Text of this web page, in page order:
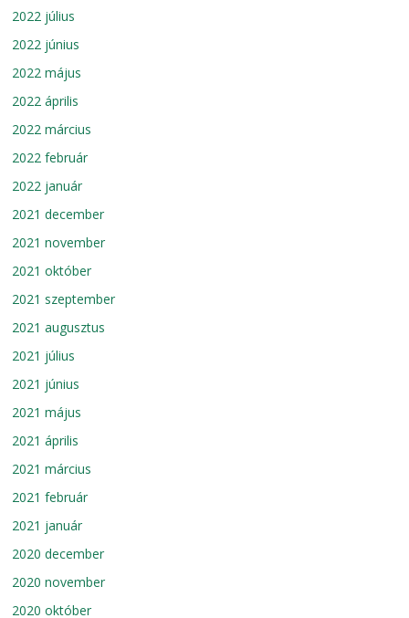
2022 július
2022 június
2022 május
2022 április
2022 március
2022 február
2022 január
2021 december
2021 november
2021 október
2021 szeptember
2021 augusztus
2021 július
2021 június
2021 május
2021 április
2021 március
2021 február
2021 január
2020 december
2020 november
2020 október